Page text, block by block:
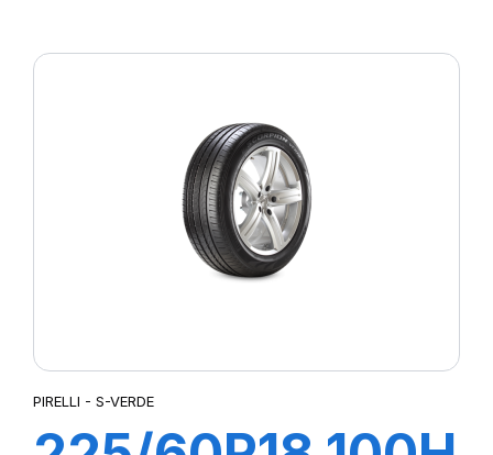
PIRELLI - S-VERDE